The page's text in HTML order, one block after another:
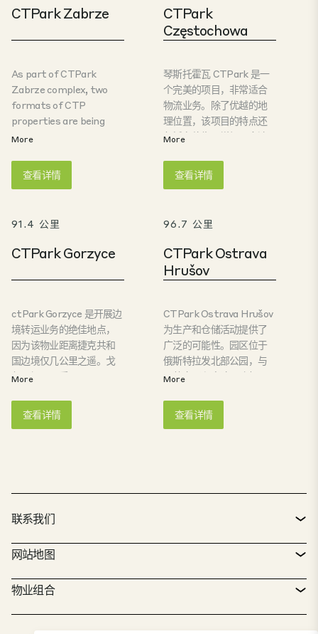
CTPark Zabrze
As part of CTPark
Zabrze complex, two
formats of CTP
properties are being
built: CTSpace – large
CTFlex – medium-sized
buildings supporting
The project is located
within the Silesian
Metropolis, which has a
population of 2.7 million
the largest urban areas
in Europe. CTPark
Zabrze is located in the
heart of a region with
traditions related to
industry, 25 km from
the center of Katowice,
near the junction of A1
and A4 motorways,
the Czech Republic and
Slovakia.
More
查看详情
CTPark
Częstochowa
琴斯托霍瓦 CTPark 是一
个完美的项目，非常适合
物流业务。除了优越的地
理位置，该项目的特点还
包括在停靠区增加了多达
好的劳动力和完善的基础
设施，该园区成为在中欧
More
查看详情
91.4 公里
CTPark Gorzyce
ctPark Gorzyce 是开展边
境转运业务的绝佳地点，
因为该物业距离捷克共和
国边境仅几公里之遥。戈
尔日切项目采用 CTSpace
动、配送中心或供应链。
ctPark Gorzyce 位于通往
More
查看详情
96.7 公里
CTPark Ostrava
Hrušov
CTPark Ostrava Hrušov
为生产和仓储活动提供了
广泛的可能性。园区位于
俄斯特拉发北部公园，与
公共交通和高速公路相
可方便地前往园区。园区
为客户在此开展业务提供
More
查看详情
联系我们
联系方式
服务台
网站地图
物业搜索器
可持续发展
物业组合